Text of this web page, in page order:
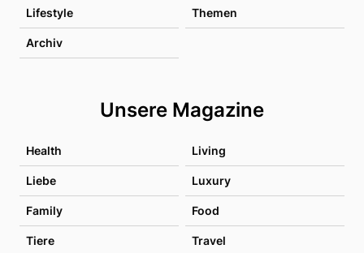
Lifestyle Themen
Archiv
Unsere Magazine
Health Living
Liebe Luxury
Family Food
Tiere Travel